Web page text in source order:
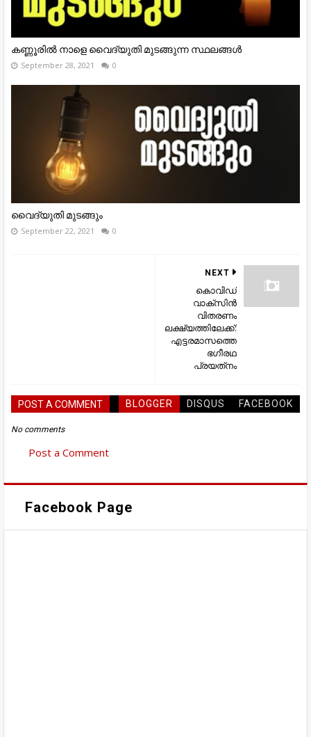
കണ്ണൂരിൽ നാളെ വൈദ്യുതി മുടങ്ങുന്ന സ്ഥലങ്ങൾ
September 28, 2021 0
വൈദ്യുതി മുടങ്ങും
September 22, 2021 0
NEXT
കൊവിഡ്
വാക്‌സിന്‍
വിതരണം
ലക്ഷ്യത്തിലേക്ക്:
എട്ടരമാസത്തെ
ഭഗീരഥ
പ്രയത്‌നം
POST A COMMENT BLOGGER DISQUS FACEBOOK
No comments
Post a Comment
Facebook Page